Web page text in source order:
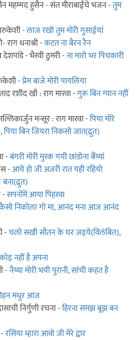
महम्मद हुसैन - संत मीराबाईंचे भजन -तुम
-लाज रखो तुम मोरी गुसाईयां
धनाश्री -कटत ना बैरन रैन
देशपांडे - भैरवी ठुमरी -ना मारो भर पिचकारी
-प्रेम बाजे मोरी पायलिया
रशीद खाँ : राग मारवा -गुरू बिन ग्यान नहीं
मन्सूर : राग मारवा -पिया मोरे
बिन जियरा निकसो जात(द्रुत)
-बंगरी मोरी मुरक गयी छांडोना बैंय्यां
-आये हो जी अजरी रात यही रहियो
-सपनोंमें आया पिहरवा
निकोला गो मा, आनंद मना आज आनंद
-चलो सखी सौतन के घर जइये(विलंबित),
कोइ नहीं है अपना
-नैय्या मोरी भयी पुरानी, सांची कहत है
मधुर आज
निर्गुणी रचना -हिरना समझ बूझ बन
-रसिया म्हारा आवो जी मेरे द्वार